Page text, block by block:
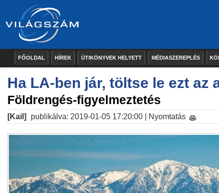
FŐOLDAL HÍREK ÚTIKÖNYVEK HELYETT MÉDIASZEREPLÉS
Ha LA-ben jár, töltse le ezt az
Földrengés-figyelmeztetés
[Kail] publikálva: 2019-01-05 17:20:00 | Nyomtatás